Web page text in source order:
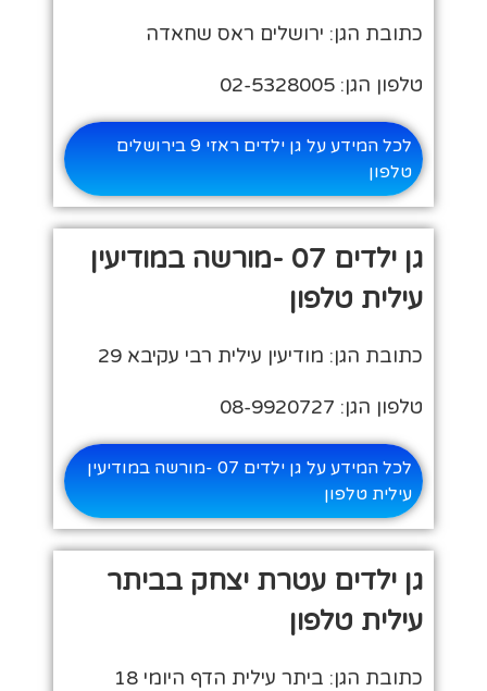
כתובת הגן: ירושלים ראס שחאדה
טלפון הגן: 02-5328005
לכל המידע על גן ילדים ראזי 9 בירושלים
טלפון
גן ילדים 07 -מורשה במודיעין
עילית טלפון
כתובת הגן: מודיעין עילית רבי עקיבא 29
טלפון הגן: 08-9920727
לכל המידע על גן ילדים 07 -מורשה במודיעין
עילית טלפון
גן ילדים עטרת יצחק בביתר
עילית טלפון
כתובת הגן: ביתר עילית הדף היומי 18